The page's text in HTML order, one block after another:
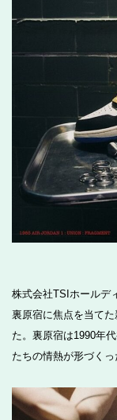
株式会社TSIホールデ
裏原宿に焦点を当てた
た。裏原宿は1990年
たちの情熱が形づく